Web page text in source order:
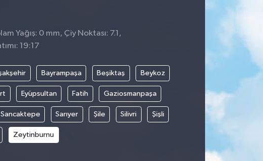
Yağış: 0 mm, Çiy Noktası: 7.1,
19:17
Bayrampaşa Beşiktaş Beykoz
Eyüpsultan Fatih Gaziosmanpaşa
Sancaktepe Sarıyer Şile Silivri Şişli
Zeytinburnu